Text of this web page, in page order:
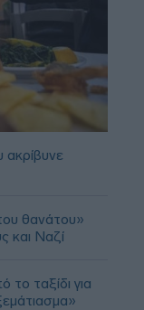
θανάτου»
και Ναζί
το ταξίδι για